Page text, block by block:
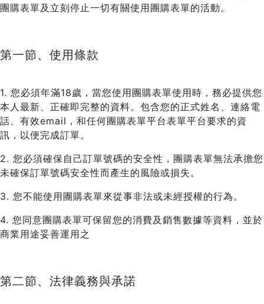
團購表單及立刻停止一切有關使用團購表單的活動。
第一節、使用條款
1. 您必須年滿18歲，當您使用團購表單使用時，務必提供您
本人最新、正確即完整的資料。包含您的正式姓名、連絡電
話、有效email，和任何團購表單平台表單平台要求的資
訊，以便完成訂單。
2. 您必須確保自己訂單號碼的安全性，團購表單無法承擔您
未確保訂單號碼安全性而產生的風險或損失。
3. 您不能使用團購表單來從事非法或未經授權的行為。
4. 您同意團購表單可保留您的消費及銷售數據等資料，並於
商業用途妥善運用之
第二節、法律義務與承諾